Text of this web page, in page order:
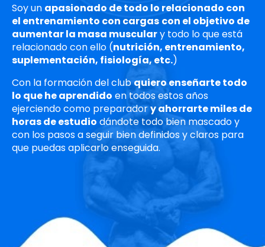
Soy un apasionado de todo lo relacionado con
el entrenamiento con cargas con el objetivo de
aumentar la masa musculary todo lo que está
relacionado con ello (nutrición, entrenamiento,
suplementación, fisiología, etc.)
Con la formación del clubquiero enseñarte todo
lo que he aprendido en todos estos años
ejerciendo como preparadory ahorrarte miles de
horas de estudio dándote todo bien mascadoy
con los pasos a seguir bien definidos y claros para
que puedas aplicarlo enseguida.